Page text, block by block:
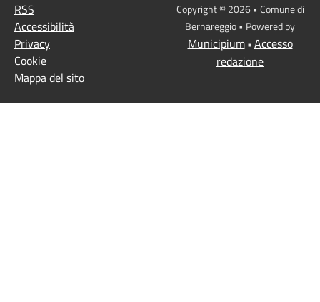
RSS
Accessibilità
Privacy
Cookie
Mappa del sito
Copyright © 2026 • Comune di
Bernareggio • Powered by
Municipium• Accesso
redazione